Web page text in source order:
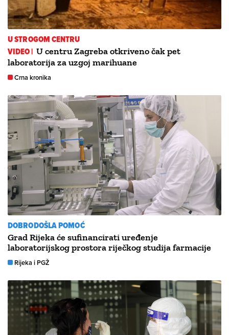
U STROGOM CENTRU
VIDEO | U centru Zagreba otkriveno čak pet
laboratorija za uzgoj marihuane
Crna kronika
DOBRODOŠLA POMOĆ
Grad Rijeka će sufinancirati uređenje
laboratorijskog prostora riječkog studija farmacije
Rijeka i PGŽ